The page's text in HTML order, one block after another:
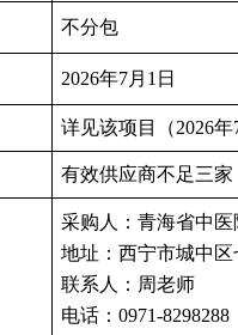
不分包
2026年7月1日
详见该项目（2026
有效供应商不足三
采购人：青海省中医
地址：西宁市城中区
联系人：周老师
电话：0971-8298288